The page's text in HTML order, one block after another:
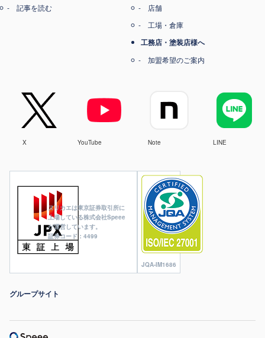
ヌリカエは東京証券取引所に
上場している株式会社Speee
が運営しています。
証券コード：4499
JQA-IM1686
記事を読む
店舗
工場・倉庫
工務店・塗装店様へ
加盟希望のご案内
X YouTube Note LINE
グループサイト